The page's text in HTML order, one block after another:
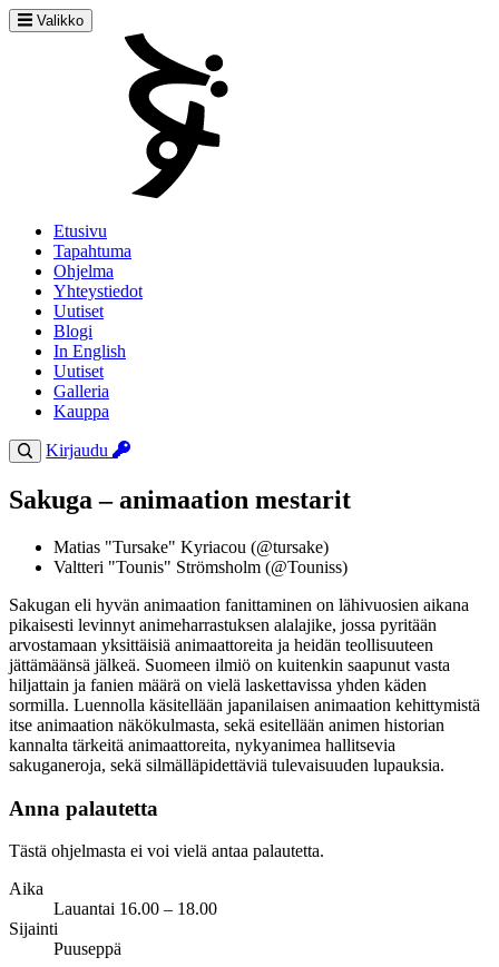
Valikko
Etusivu
Tapahtuma
Ohjelma
Yhteystiedot
Uutiset
Blogi
In English
Uutiset
Galleria
Kauppa
Kirjaudu
Sakuga – animaation mestarit
Matias "Tursake" Kyriacou (@tursake)
Valtteri "Tounis" Strömsholm (@Touniss)
Sakugan eli hyvän animaation fanittaminen on lähivuosien aikana
pikaisesti levinnyt animeharrastuksen alalajike, jossa pyritään
arvostamaan yksittäisiä animaattoreita ja heidän teollisuuteen
jättämäänsä jälkeä. Suomeen ilmiö on kuitenkin saapunut vasta
hiljattain ja fanien määrä on vielä laskettavissa yhden käden
sormilla. Luennolla käsitellään japanilaisen animaation kehittymistä
itse animaation näkökulmasta, sekä esitellään animen historian
kannalta tärkeitä animaattoreita, nykyanimea hallitsevia
sakuganeroja, sekä silmälläpidettäviä tulevaisuuden lupauksia.
Anna palautetta
Tästä ohjelmasta ei voi vielä antaa palautetta.
Aika
Lauantai 16.00 – 18.00
Sijainti
Puuseppä